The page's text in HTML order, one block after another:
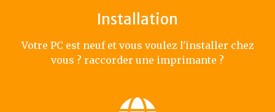
Installation
Votre PC est neuf et vous voulez l'installer chez
vous ? raccorder une imprimante ?